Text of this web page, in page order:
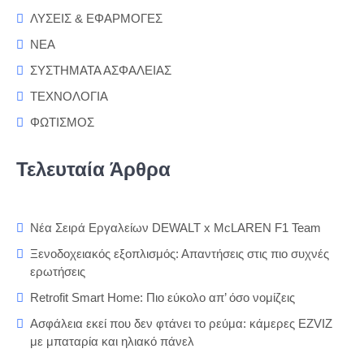
ΛΥΣΕΙΣ & ΕΦΑΡΜΟΓΕΣ
ΝΕΑ
ΣΥΣΤΗΜΑΤΑ ΑΣΦΑΛΕΙΑΣ
ΤΕΧΝΟΛΟΓΙΑ
ΦΩΤΙΣΜΟΣ
Τελευταία Άρθρα
Νέα Σειρά Εργαλείων DEWALT x McLAREN F1 Team
Ξενοδοχειακός εξοπλισμός: Απαντήσεις στις πιο συχνές
ερωτήσεις
Retrofit Smart Home: Πιο εύκολο απ’ όσο νομίζεις
Ασφάλεια εκεί που δεν φτάνει το ρεύμα: κάμερες EZVIZ
με μπαταρία και ηλιακό πάνελ